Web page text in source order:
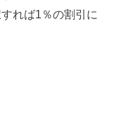
れば1％の割引に